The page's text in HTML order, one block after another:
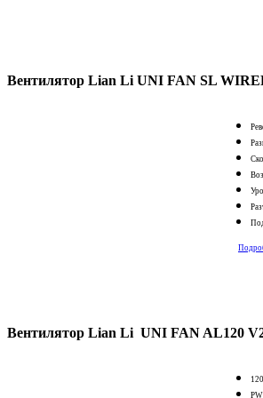
Вентилятор Lian Li UNI FAN SL
Вентилятор Lian Li UNI FAN AL120